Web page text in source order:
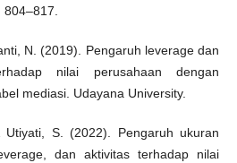
804–817.
N. (2019). Pengaruh leverage dan
nilai perusahaan dengan
mediasi. Udayana University.
S. (2022). Pengaruh ukuran
dan aktivitas terhadap nilai